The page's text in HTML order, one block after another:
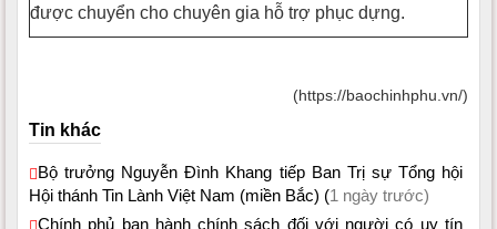
được chuyển cho chuyên gia hỗ trợ phục dựng.
(https://baochinhphu.vn/)
Tin khác
Bộ trưởng Nguyễn Đình Khang tiếp Ban Trị sự Tổng hội
Hội thánh Tin Lành Việt Nam (miền Bắc) (1 ngày trước)
Chính phủ ban hành chính sách đối với người có uy tín